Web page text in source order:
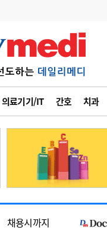
의료기기/IT 간호 치과
6
관리급여 실시
지필공 지원책
수련환경 개선
의과대학 입시
정책/통계 공시
~2026-08-31
채용시까지
채용시까지